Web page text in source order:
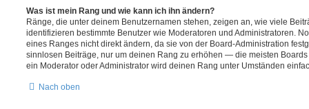
Was ist mein Rang und wie kann ich ihn ändern?
Ränge, die unter deinem Benutzernamen stehen, zeigen an, wie viele
identifizieren bestimmte Benutzer wie Moderatoren und Administratoren.
eines Ranges nicht direkt ändern, da sie von der Board-Administration
sinnlosen Beiträge, nur um deinen Rang zu erhöhen — die meisten
ein Moderator oder Administrator wird deinen Rang unter Umständen
Nach oben